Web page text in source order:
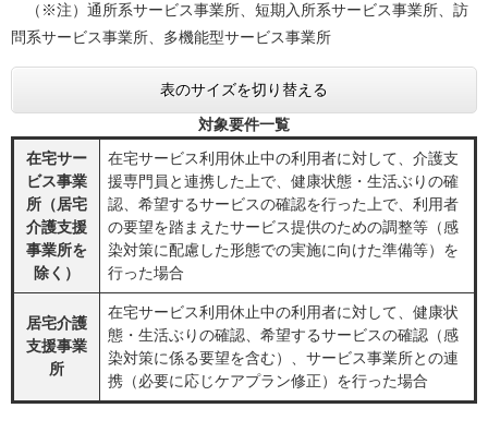
（※注）通所系サービス事業所、短期入所系サービス事業所、訪
問系サービス事業所、多機能型サービス事業所
表のサイズを切り替える
対象要件一覧
在宅サー
ビス事業
所（居宅
介護支援
事業所を
除く）
在宅サービス利用休止中の利用者に対して、介護支
援専門員と連携した上で、健康状態・生活ぶりの確
認、希望するサービスの確認を行った上で、利用者
の要望を踏まえたサービス提供のための調整等（感
染対策に配慮した形態での実施に向けた準備等）を
行った場合
居宅介護
支援事業
所
在宅サービス利用休止中の利用者に対して、健康状
態・生活ぶりの確認、希望するサービスの確認（感
染対策に係る要望を含む）、サービス事業所との連
携（必要に応じケアプラン修正）を行った場合